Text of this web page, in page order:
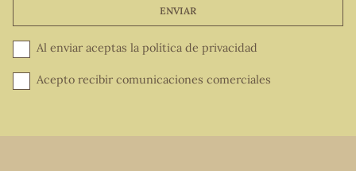
ENVIAR
Al enviar aceptas la política de privacidad
Acepto recibir comunicaciones comerciales